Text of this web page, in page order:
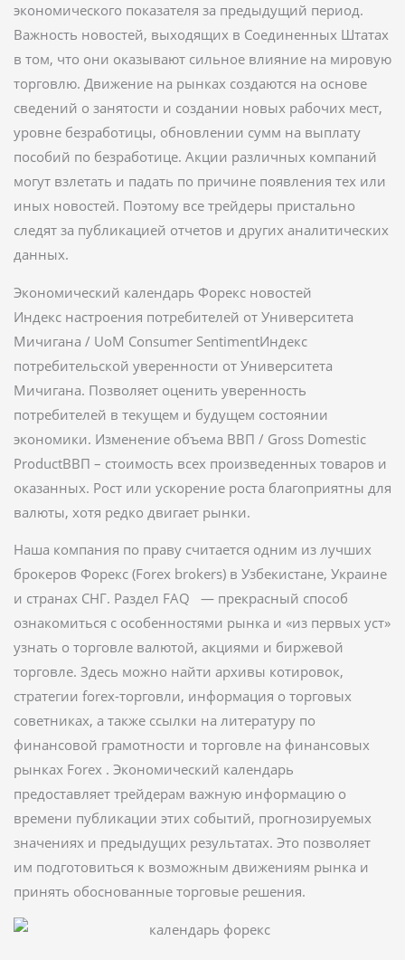
экономического показателя за предыдущий период.
Важность новостей, выходящих в Соединенных Штатах
в том, что они оказывают сильное влияние на мировую
торговлю. Движение на рынках создаются на основе
сведений о занятости и создании новых рабочих мест,
уровне безработицы, обновлении сумм на выплату
пособий по безработице. Акции различных компаний
могут взлетать и падать по причине появления тех или
иных новостей. Поэтому все трейдеры пристально
следят за публикацией отчетов и других аналитических
данных.
Экономический календарь Форекс новостей
Индекс настроения потребителей от Университета
Мичигана / UoM Consumer SentimentИндекс
потребительской уверенности от Университета
Мичигана. Позволяет оценить уверенность
потребителей в текущем и будущем состоянии
экономики. Изменение объема ВВП / Gross Domestic
ProductВВП – стоимость всех произведенных товаров и
оказанных. Рост или ускорение роста благоприятны для
валюты, хотя редко двигает рынки.
Наша компания по праву считается одним из лучших
брокеров Форекс (Forex brokers) в Узбекистане, Украине
и странах СНГ. Раздел FAQ — прекрасный способ
ознакомиться с особенностями рынка и «из первых уст»
узнать о торговле валютой, акциями и биржевой
торговле. Здесь можно найти архивы котировок,
стратегии forex-торговли, информация о торговых
советниках, а также ссылки на литературу по
финансовой грамотности и торговле на финансовых
рынках Forex . Экономический календарь
предоставляет трейдерам важную информацию о
времени публикации этих событий, прогнозируемых
значениях и предыдущих результатах. Это позволяет
им подготовиться к возможным движениям рынка и
принять обоснованные торговые решения.